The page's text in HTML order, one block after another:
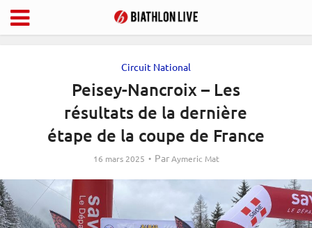
Circuit National
Peisey-Nancroix – Les
résultats de la dernière
étape de la coupe de France
16 mars 2025 ParAymeric Mat